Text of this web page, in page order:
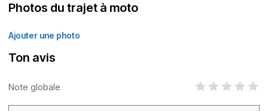
Photos du trajet à moto
Ajouter une photo
Ton avis
Note globale